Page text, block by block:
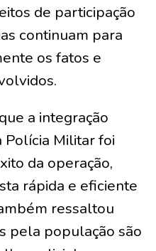
de participação
continuam para
os fatos e
a integração
Polícia Militar foi
da operação,
rápida e eficiente
ressaltou
pela população são